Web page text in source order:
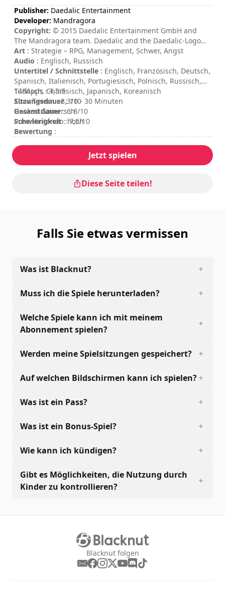
Publisher: Daedalic Entertainment
Developer: Mandragora
Copyright: © 2015 Daedalic Entertainment GmbH and
The Mandragora team. Daedalic and the Daedalic-Logo
are trademarks of Daedalic Entertainment GmbH. All
rights reserved.
Art : Strategie – RPG, Management, Schwer, Angst
Audio : Englisch, Russisch
Untertitel / Schnittstelle : Englisch, Französisch, Deutsch,
Spanisch, Italienisch, Portugiesisch, Polnisch, Russisch,
Türkisch, Chinesisch, Japanisch, Koreanisch
Sitzungsdauer: 10 - 30 Minuten
Gesamtdauer: 6h
Schwierigkeit: hoch
Bewertung :
148Apps : 4,5/5
Xbox Tavern : 8,3/10
Hooked Gamers : 8/10
Pure Nintendo : 7,5/10
Jetzt spielen
Diese Seite teilen!
Falls Sie etwas vermissen
Was ist Blacknut?
Muss ich die Spiele herunterladen?
Welche Spiele kann ich mit meinem
Abonnement spielen?
Werden meine Spielsitzungen gespeichert?
Auf welchen Bildschirmen kann ich spielen?
Was ist ein Pass?
Was ist ein Bonus-Spiel?
Wie kann ich kündigen?
Gibt es Möglichkeiten, die Nutzung durch
Kinder zu kontrollieren?
Blacknut folgen